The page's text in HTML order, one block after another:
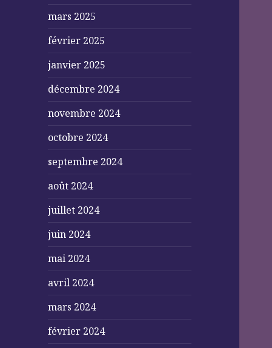
mars 2025
février 2025
janvier 2025
décembre 2024
novembre 2024
octobre 2024
septembre 2024
août 2024
juillet 2024
juin 2024
mai 2024
avril 2024
mars 2024
février 2024